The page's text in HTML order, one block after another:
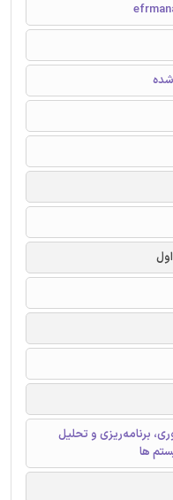
برنامه‌ریزی و تحلیل
ها